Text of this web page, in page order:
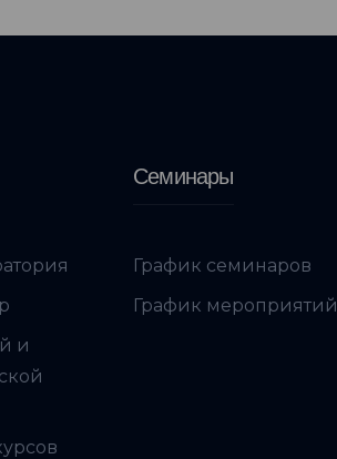
и
Семинары
График семинаров
График мероприятий